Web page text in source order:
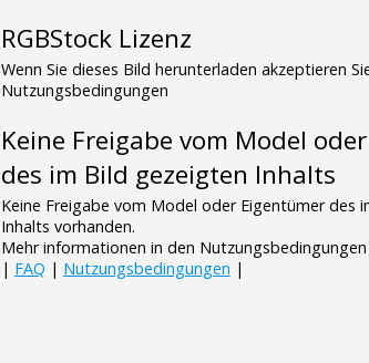
RGBStock Lizenz
Wenn Sie dieses Bild herunterladen akzeptieren
Nutzungsbedingungen
Keine Freigabe vom Model
des im Bild gezeigten Inhalts
Keine Freigabe vom Model oder Eigentümer des
Inhalts vorhanden.
Mehr informationen in den Nutzungsbedingungen
| FAQ | Nutzungsbedingungen |